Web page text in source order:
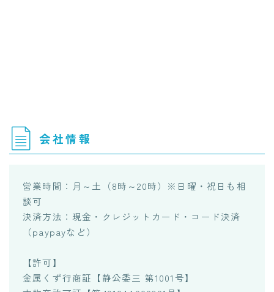
会社情報
営業時間：月～土（8時～20時）※日曜・祝日も相
談可
決済方法：現金・クレジットカード・コード決済
（paypayなど）
【許可】
金属くず行商証【静公委三 第1001号】